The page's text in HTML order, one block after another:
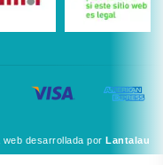
web desarrollada por Lantalau